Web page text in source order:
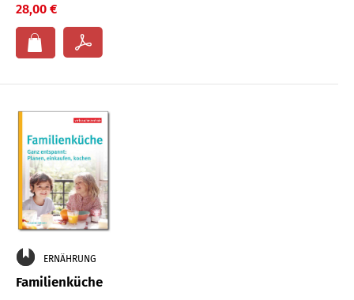
28,00 €
ERNÄHRUNG
Familienküche